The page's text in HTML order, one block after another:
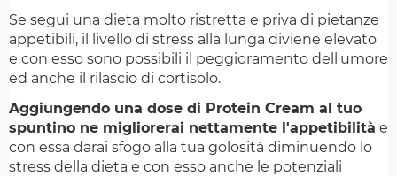
Se segui una dieta molto ristretta e priva di pietanze
appetibili, il livello di stress alla lunga diviene elevato
e con esso sono possibili il peggioramento dell'umore
ed anche il rilascio di cortisolo.
Aggiungendo una dose di Protein Cream al tuo
spuntino ne migliorerai nettamente l'appetibilità e
con essa darai sfogo alla tua golosità diminuendo lo
stress della dieta e con esso anche le potenziali